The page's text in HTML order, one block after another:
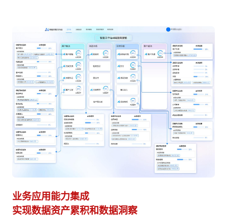
业务应用能力集成
实现数据资产累积和数据洞察